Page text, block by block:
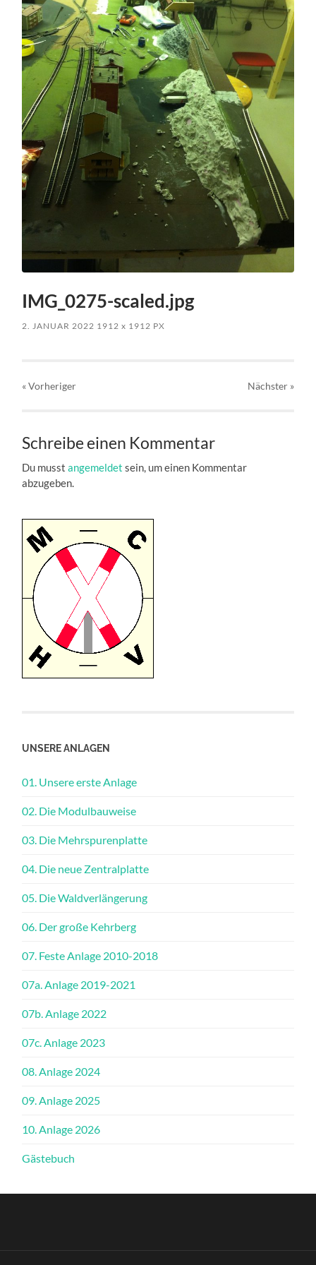
IMG_0275-scaled.jpg
2. JANUAR 2022 1912x 1912 PX
« Vorheriger Nächster »
Schreibe einen Kommentar
Du musstangemeldet sein, um einen Kommentar
abzugeben.
UNSERE ANLAGEN
01. Unsere erste Anlage
02. Die Modulbauweise
03. Die Mehrspurenplatte
04. Die neue Zentralplatte
05. Die Waldverlängerung
06. Der große Kehrberg
07. Feste Anlage 2010-2018
07a. Anlage 2019-2021
07b. Anlage 2022
07c. Anlage 2023
08. Anlage 2024
09. Anlage 2025
10. Anlage 2026
Gästebuch